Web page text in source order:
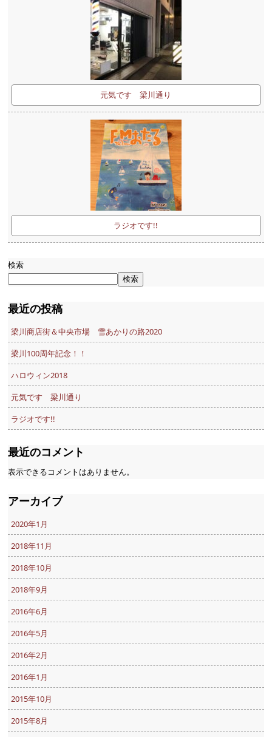
元気です 梁川通り
ラジオです!!
検索
検索
最近の投稿
梁川商店街＆中央市場 雪あかりの路2020
梁川100周年記念！！
ハロウィン2018
元気です 梁川通り
ラジオです!!
最近のコメント
表示できるコメントはありません。
アーカイブ
2020年1月
2018年11月
2018年10月
2018年9月
2016年6月
2016年5月
2016年2月
2016年1月
2015年10月
2015年8月